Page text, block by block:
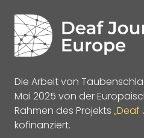
Die Arbeit von
Mai 2025 von der
Rahmen des Projekts „Deaf
kofinanziert.